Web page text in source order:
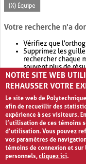
(X) Équipe
Votre recherche n'a
Vérifiez que
Supprimez les
rechercher chaque
souvent plus de
Envisagez d'élargir
retournera souvent
NOTRE SITE WEB
REHAUSSER VOTRE
Le site web de
afin de recueillir des
expérience à ses visiteurs.
l’utilisation de ces témoins
d’utilisation. Vous pouvez
vos paramètres de
témoins de connexion et
personnels,cliquez ici.